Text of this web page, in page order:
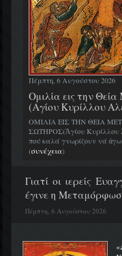
Πέμπτη, 6 Αυγούστου 2026
Ομιλία εις την
(Αγίου Κυρίλλου
ΟΜΙΛΙΑ ΕΙΣ ΤΗΝ ΘΕΙΑ
ΣΩΤΗΡΟΣ(Ἁγίου Κυρίλλου
πού καλά γνωρίζουν νά
(συνέχεια)
Γιατί οι ιερείς
έγινε η
Πέμπτη, 6 Αυγούστου 2026